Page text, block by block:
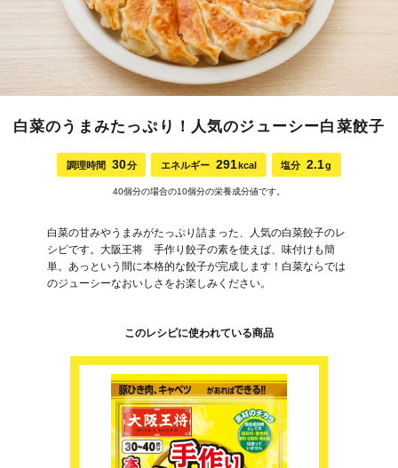
白菜のうまみたっぷり！人気のジューシー白菜餃子
調理時間 30分 エネルギー 291kcal 塩分 2.1g
40個分の場合の10個分の栄養成分値です。
白菜の甘みやうまみがたっぷり詰まった、人気の白菜餃子のレ
シピです。大阪王将 手作り餃子の素を使えば、味付けも簡
単。あっという間に本格的な餃子が完成します！白菜ならでは
のジューシーなおいしさをお楽しみください。
このレシピに使われている商品